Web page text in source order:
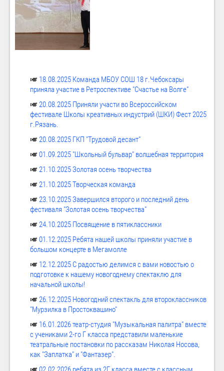
🎺 18.08.2025 Команда МБОУ СОШ 18 г.Чебоксары
приняла участие в Ретроспективе "Счастье на Волге"
🎺 20.08.2025 Приняли участи во Всероссийском
фестивале Школы креативных индустрий (ШКИ) Фест 2025
г.Рязань.
🎺 20.08.2025 ГКП "Трудовой десант"
🎺 01.09.2025 "Школьный бульвар" волшебная территория
🎺 21.10.2025 Золотая осень творчества
🎺 21.10.2025 Творческая команда
🎺 23.10.2025 Завершился второго и последний день
фестиваля "Золотая осень творчества"
🎺 24.10.2025 Посвящение в пятиклассники
🎺 01.12.2025 Ребята нашей школы приняли участие в
большом концерте в Мегамолле
🎺 12.12.2025 С радостью делимся с вами новостью о
подготовке к нашему новогоднему спектаклю для
начальной школы!
🎺 26.12.2025 Новогодний спектакль для второклассников
"Мурзилка в Простоквашино"
🎺 16.01.2026 театр-студия "Музыкальная палитра" вместе
с учениками 2-го Г класса представили маленькие
театральные постановки по рассказам Николая Носова,
как "Заплатка" и "Фантазер".